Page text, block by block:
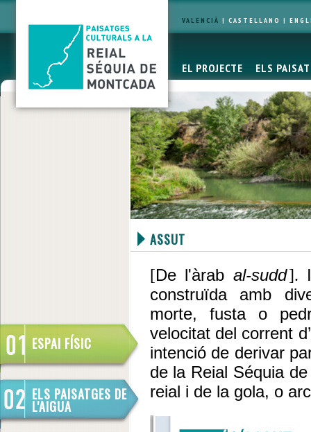
VALENCIÀ | CASTELLANO |
EL PROJECTE ELS
ESPAI FÍSIC
ELS PAISATGES DE
L'AIGUA
ASSUT
[De l'àrab al-sudd].
construïda amb
morte, fusta o
velocitat del corrent
intenció de derivar
de la Reial Séquia
reial i de la gola, o